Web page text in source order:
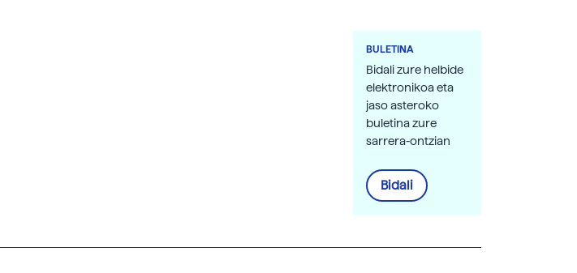
BULETINA
Bidali zure helbide
elektronikoa eta
jaso asteroko
buletina zure
sarrera-ontzian
Bidali